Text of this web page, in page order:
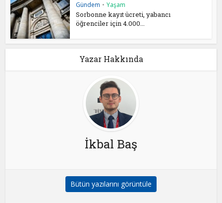
Gündem • Yaşam
Sorbonne kayıt ücreti, yabancı
öğrenciler için 4.000...
Yazar Hakkında
İkbal Baş
Bütün yazılarını görüntüle